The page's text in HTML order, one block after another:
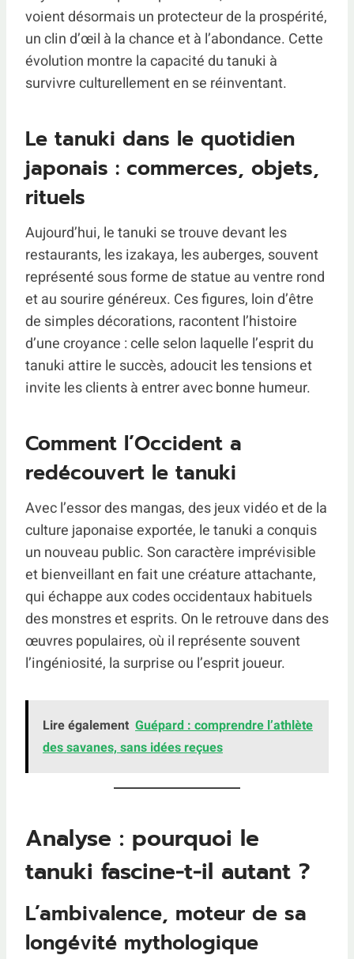
voient désormais un protecteur de la prospérité,
un clin d’œil à la chance et à l’abondance. Cette
évolution montre la capacité du tanuki à
survivre culturellement en se réinventant.
Le tanuki dans le quotidien
japonais : commerces, objets,
rituels
Aujourd’hui, le tanuki se trouve devant les
restaurants, les izakaya, les auberges, souvent
représenté sous forme de statue au ventre rond
et au sourire généreux. Ces figures, loin d’être
de simples décorations, racontent l’histoire
d’une croyance : celle selon laquelle l’esprit du
tanuki attire le succès, adoucit les tensions et
invite les clients à entrer avec bonne humeur.
Comment l’Occident a
redécouvert le tanuki
Avec l’essor des mangas, des jeux vidéo et de la
culture japonaise exportée, le tanuki a conquis
un nouveau public. Son caractère imprévisible
et bienveillant en fait une créature attachante,
qui échappe aux codes occidentaux habituels
des monstres et esprits. On le retrouve dans des
œuvres populaires, où il représente souvent
l’ingéniosité, la surprise ou l’esprit joueur.
Lire également Guépard : comprendre l’athlète
des savanes, sans idées reçues
Analyse : pourquoi le
tanuki fascine-t-il autant ?
L’ambivalence, moteur de sa
longévité mythologique